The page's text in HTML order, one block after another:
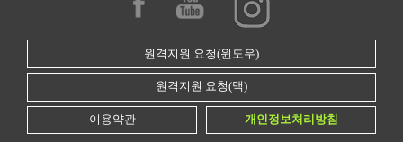
원격지원 요청(윈도우)
원격지원 요청(맥)
이용약관 개인정보처리방침